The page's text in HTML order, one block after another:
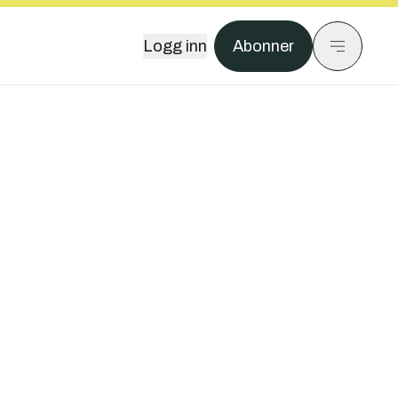
Logg inn Abonner